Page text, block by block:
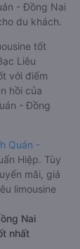
- Đồng Nai
du khách.
tốt
Liêu
với điểm
hồi của
- Đồng
Quán -
Hiệp. Tùy
mãi, giá
limousine
Nai
nhất